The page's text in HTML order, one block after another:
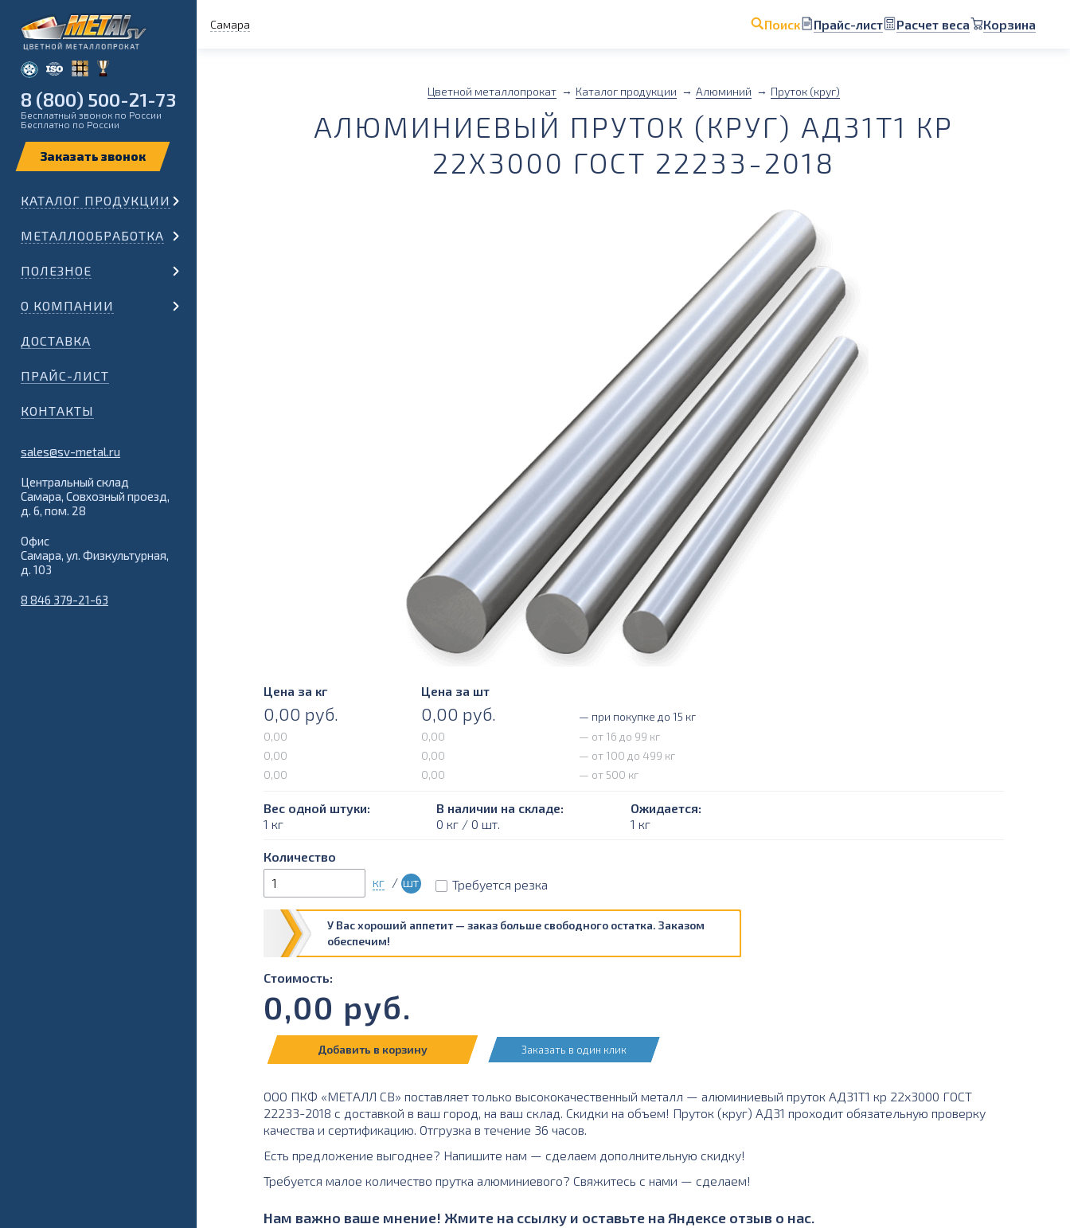
Самара Поиск Прайс-лист Расчет веса Корзина
8 (800) 500-21-73
Бесплатный звонок по России
Бесплатно по России
КАТАЛОГ ПРОДУКЦИИ
МЕТАЛЛООБРАБОТКА
ПОЛЕЗНОЕ
О КОМПАНИИ
ДОСТАВКА
ПРАЙС-ЛИСТ
КОНТАКТЫ
sales@sv-metal.ru
Центральный склад
Самара, Совхозный проезд,
д. 6, пом. 28
Офис
Самара, ул. Физкультурная,
д. 103
8 846 379-21-63
Цветной металлопрокат Каталог продукции Алюминий Пруток (круг)
АЛЮМИНИЕВЫЙ ПРУТОК (КРУГ) АД31Т1 КР
22Х3000 ГОСТ 22233-2018
Цена за кг Цена за шт
0,00 руб. 0,00 руб.
— при покупке до 15 кг
0,00
0,00
— от 16 до 99 кг
0,00
0,00
— от 100 до 499 кг
0,00
0,00 — от 500 кг
Вес одной штуки:
1 кг
В наличии на складе:
0 кг / 0 шт.
Ожидается:
1 кг
Количество
кг / шт Требуется резка
У Вас хороший аппетит — заказ больше свободного остатка. Заказом
обеспечим!
Стоимость:
0,00 руб.
Добавить в корзину Заказать в один клик
ООО ПКФ «МЕТАЛЛ СВ» поставляет только высококачественный металл — алюминиевый пруток АД31Т1 кр 22х3000 ГОСТ
22233-2018 с доставкой в ваш город, на ваш склад. Скидки на объем! Пруток (круг) АД31 проходит обязательную проверку
качества и сертификацию. Отгрузка в течение 36 часов.
Есть предложение выгоднее? Напишите нам — сделаем дополнительную скидку!
Требуется малое количество прутка алюминиевого? Свяжитесь с нами — сделаем!
Нам важно ваше мнение! Жмите на ссылку и оставьте на Яндексе отзыв о нас.